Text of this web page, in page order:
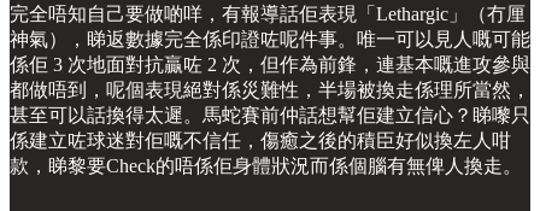
完全唔知自己要做啲咩，有報導話佢表現「Lethargic」（冇厘
神氣），睇返數據完全係印證咗呢件事。唯一可以見人嘅可能
係佢 3 次地面對抗贏咗 2 次，但作為前鋒，連基本嘅進攻參與
都做唔到，呢個表現絕對係災難性，半場被換走係理所當然，
甚至可以話換得太遲。馬蛇賽前仲話想幫佢建立信心？睇嚟只
係建立咗球迷對佢嘅不信任，傷癒之後的積臣好似換左人咁
款，睇黎要Check的唔係佢身體狀況而係個腦有無俾人換走。